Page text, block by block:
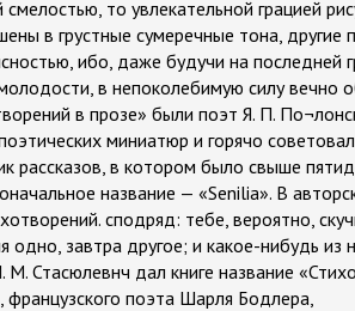
то увлекательной грацией
в грустные сумеречные тона,
ибо, даже будучи на последней
в непоколебимую силу вечно
в прозе» были поэт Я. П.
миниатюр и горячо
рассказов, в котором было свыше
название — «Senilia». В
сподряд: тебе, вероятно,
одно, завтра другое; и какое-нибудь
Стасюлевнч дал книге название
французского поэта Шарля Бодлера,